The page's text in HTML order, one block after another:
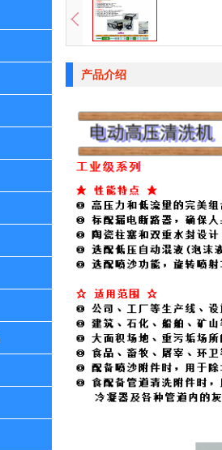
产品介绍